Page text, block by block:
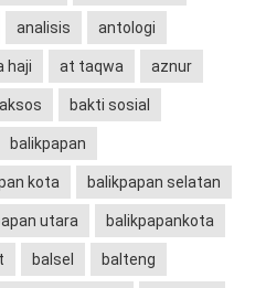
analisis antologi
haji at taqwa aznur
bakti sosial
balikpapan
kota balikpapan selatan
utara balikpapankota
balsel balteng